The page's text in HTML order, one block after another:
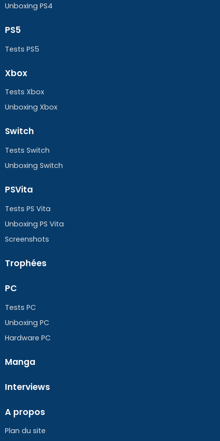
Unboxing PS4
PS5
Tests PS5
Xbox
Tests Xbox
Unboxing Xbox
Switch
Tests Switch
Unboxing Switch
PSVita
Tests PS Vita
Unboxing PS Vita
Screenshots
Trophées
PC
Tests PC
Unboxing PC
Hardware PC
Manga
Interviews
A propos
Plan du site